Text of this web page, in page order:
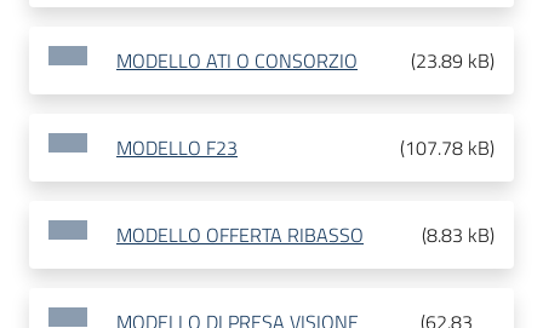
MODELLO ATI O CONSORZIO (23.89 kB)
MODELLO F23 (107.78 kB)
MODELLO OFFERTA RIBASSO (8.83 kB)
MODELLO DI PRESA VISIONE (62.83